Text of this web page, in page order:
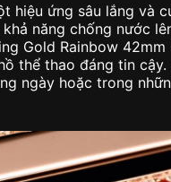
hiệu ứng sâu lắng và
năng chống nước
Gold Rainbow
thể thao đáng tin
ngày hoặc trong